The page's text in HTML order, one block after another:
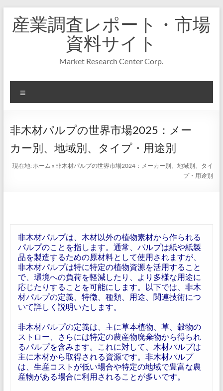
キ
プ
産業調査レポート・市場
資料サイト
Market Research Center Corp.
ニ
ー
非木材パルプの世界市場2025：メー
カー別、地域別、タイプ・用途別
現在地:ホーム »非木材パルプの世界市場2024：メーカー別、地域別、タイ
プ・用途別
非木材パルプは、木材以外の植物素材から作られる
パルプのことを指します。通常、パルプは紙や紙製
品を製造するための原材料として使用されますが、
非木材パルプは特に特定の植物資源を活用すること
で、環境への負荷を軽減したり、より多様な用途に
応じたりすることを可能にします。以下では、非木
材パルプの定義、特徴、種類、用途、関連技術につ
いて詳しく説明いたします。
非木材パルプの定義は、主に草本植物、草、穀物の
ストロー、さらには特定の農産物廃棄物から得られ
るパルプを含みます。これに対して、木材パルプは
主に木材から取得される資源です。非木材パルプ
は、生産コストが低い場合や特定の地域で豊富な農
産物がある場合に利用されることが多いです。